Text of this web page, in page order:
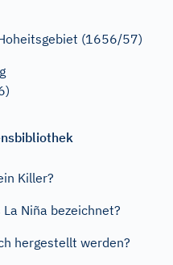
(1656/57)
Killer?
Niña bezeichnet?
hergestellt werden?